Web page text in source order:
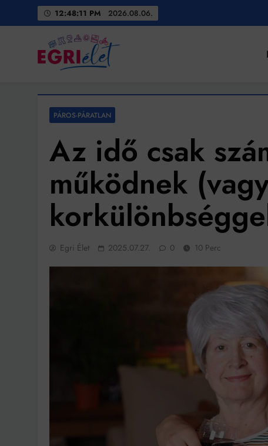
12:48:13 PM 2026.08.06.
Ingatlanpiaci
Egri Élet
PÁROS-PÁRATLAN
Az idő csak
működnek
Egri Élet 2025.07.27. 0 10 Perc